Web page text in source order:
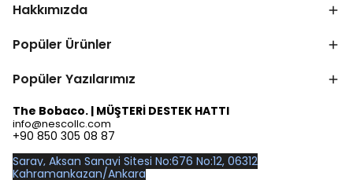
Hakkımızda
Popüler Ürünler
Popüler Yazılarımız
The Bobaco. | MÜŞTERİ DESTEK HATTI
info@nescollc.com
+90 850 305 08 87
Saray, Aksan Sanayi Sitesi No:676 No:12, 06312
Kahramankazan/Ankara